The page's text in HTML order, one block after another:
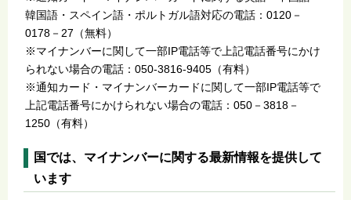
韓国語・スペイン語・ポルトガル語対応の電話：0120－
0178－27（無料）
※マイナンバーに関して一部IP電話等で上記電話番号にかけ
られない場合の電話：050-3816-9405（有料）
※通知カード・マイナンバーカードに関して一部IP電話等で
上記電話番号にかけられない場合の電話：050－3818－
1250（有料）
国では、マイナンバーに関する最新情報を提供して
います